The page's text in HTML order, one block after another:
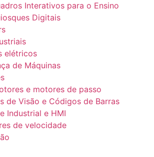
Interativos para o Ensino
Digitais
elétricos
de Máquinas
e motores de passo
de Visão e Códigos de Barras
Industrial e HMI
de velocidade